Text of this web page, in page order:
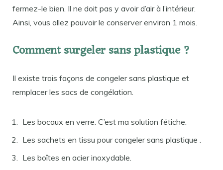
fermez-le bien. Il ne doit pas y avoir d’air à l’intérieur.
Ainsi, vous allez pouvoir le conserver environ 1 mois.
Comment surgeler sans plastique ?
Il existe trois façons de congeler sans plastique et
remplacer les sacs de congélation.
Les bocaux en verre. C’est ma solution fétiche.
Les sachets en tissu pour congeler sans plastique .
Les boîtes en acier inoxydable.